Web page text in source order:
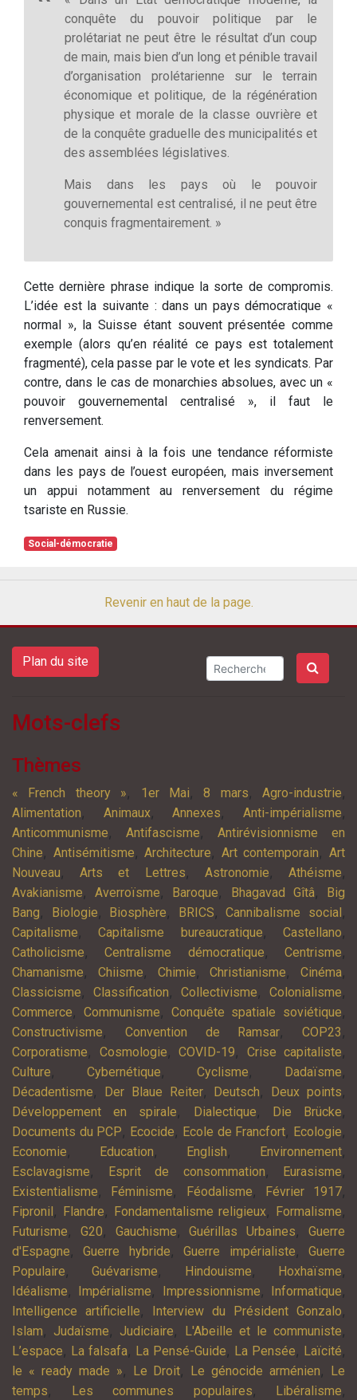
conquête du pouvoir politique par le
prolétariat ne peut être le résultat d’un coup
de main, mais bien d’un long et pénible travail
d’organisation prolétarienne sur le terrain
économique et politique, de la régénération
physique et morale de la classe ouvrière et
de la conquête graduelle des municipalités et
des assemblées législatives.
Mais dans les pays où le pouvoir
gouvernemental est centralisé, il ne peut être
conquis fragmentairement. »
Cette dernière phrase indique la sorte de compromis.
L’idée est la suivante : dans un pays démocratique «
normal », la Suisse étant souvent présentée comme
exemple (alors qu’en réalité ce pays est totalement
fragmenté), cela passe par le vote et les syndicats. Par
contre, dans le cas de monarchies absolues, avec un «
pouvoir gouvernemental centralisé », il faut le
renversement.
Cela amenait ainsi à la fois une tendance réformiste
dans les pays de l’ouest européen, mais inversement
un appui notamment au renversement du régime
tsariste en Russie.
Social-démocratie
Revenir en haut de la page.
Plan du site
Mots-clefs
Thèmes
« French theory », 1er Mai,8 mars, Agro-industrie,
Alimentation, Animaux,Annexes,Anti-impérialisme,
Anticommunisme, Antifascisme, Antirévisionnisme en
Chine, Antisémitisme,Architecture, Art contemporain,Art
Nouveau,Arts et Lettres, Astronomie,Athéisme,
Avakianisme,Averroïsme, Baroque, Bhagavad Gîtâ,
Big
Bang, Biologie, Biosphère, BRICS,Cannibalisme social ,
Capitalisme,Capitalisme bureaucratique,Castellano,
Catholicisme,Centralisme démocratique,Centrisme,
Chamanisme, Chiisme, Chimie,Christianisme, Cinéma,
Classicisme, Classification, Collectivisme, Colonialisme,
Commerce, Communisme, Conquête spatiale soviétique,
Constructivisme, Convention de Ramsar, COP23 ,
Corporatisme, Cosmologie, COVID-19, Crise capitaliste,
Culture, Cybernétique, Cyclisme, Dadaïsme,
Décadentisme, Der Blaue Reiter, Deutsch, Deux points,
Développement en spirale, Dialectique, Die Brücke,
Documents du PCP, Ecocide, Ecole de Francfort, Ecologie,
Economie, Education, English, Environnement,
Esclavagisme, Esprit de consommation, Eurasisme,
Existentialisme, Féminisme, Féodalisme, Février 1917,
Fipronil , Flandre, Fondamentalisme religieux, Formalisme,
Futurisme, G20, Gauchisme,Guérillas Urbaines,Guerre
d'Espagne,Guerre hybride,Guerre impérialiste,Guerre
Populaire,Guévarisme, Hindouisme, Hoxhaïsme,
Idéalisme, Impérialisme, Impressionnisme, Informatique,
Intelligence artificielle, Interview du Président Gonzalo,
Islam, Judaïsme, Judiciaire, L'Abeille et le communiste,
L’espace, La falsafa, La Pensé-Guide, La Pensée, Laïcité,
le « ready made », Le Droit, Le génocide arménien,
Le
temps, Les communes populaires, Libéralisme,